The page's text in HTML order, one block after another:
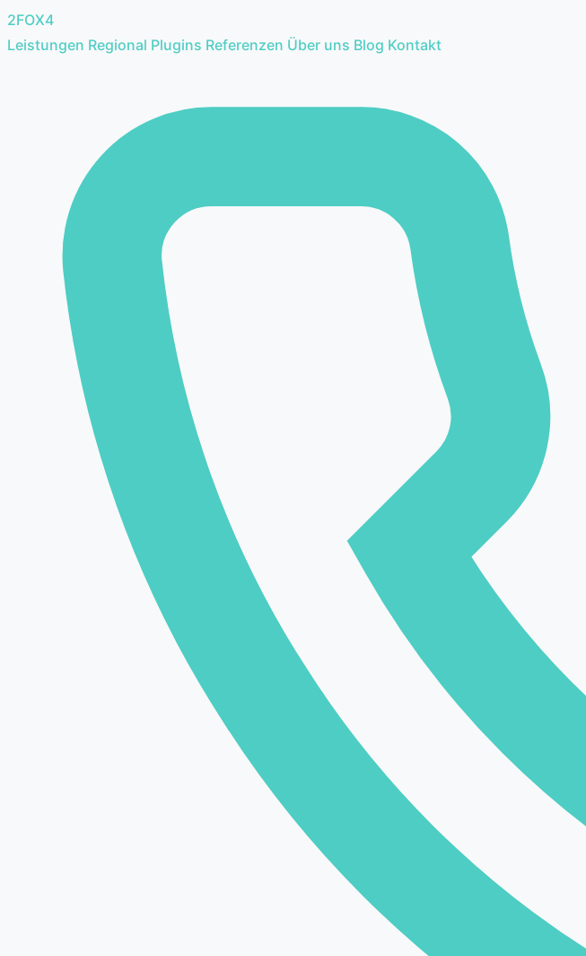
2FOX4
Leistungen Regional Plugins Referenzen Über uns Blog Kontakt